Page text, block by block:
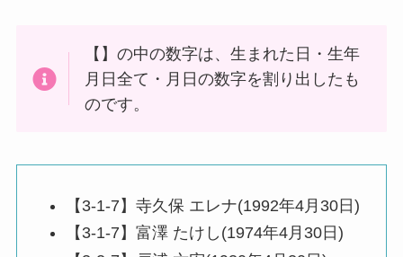
【】の中の数字は、生まれた日・生年
月日全て・月日の数字を割り出したも
のです。
【3-1-7】寺久保 エレナ(1992年4月30日)
【3-1-7】富澤 たけし(1974年4月30日)